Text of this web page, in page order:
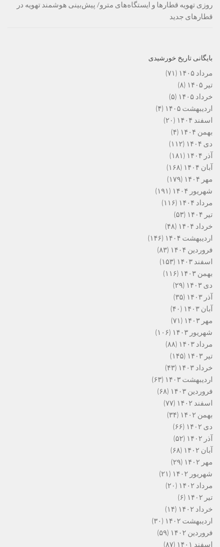
روزی تهویه قطارها و ایستگاه‌های مترو/ پیش‌بینی هوشمند تهویه در
قطارهای جدید
بایگانی تاریخ خورشیدی
مرداد ۱۴۰۵
(۷۱)
تیر ۱۴۰۵
(۸)
خرداد ۱۴۰۵
(۵)
اردیبهشت ۱۴۰۵
(۴)
اسفند ۱۴۰۴
(۲۰)
بهمن ۱۴۰۴
(۴)
دی ۱۴۰۴
(۱۱۲)
آذر ۱۴۰۴
(۱۸۱)
آبان ۱۴۰۴
(۱۶۸)
مهر ۱۴۰۴
(۱۷۹)
شهریور ۱۴۰۴
(۱۹۱)
مرداد ۱۴۰۴
(۱۱۶)
تیر ۱۴۰۴
(۵۳)
خرداد ۱۴۰۴
(۴۸)
اردیبهشت ۱۴۰۴
(۱۴۶)
فروردین ۱۴۰۴
(۸۳)
اسفند ۱۴۰۳
(۱۵۳)
بهمن ۱۴۰۳
(۱۱۶)
دی ۱۴۰۳
(۲۹)
آذر ۱۴۰۳
(۳۵)
آبان ۱۴۰۳
(۴۰)
مهر ۱۴۰۳
(۷۱)
شهریور ۱۴۰۳
(۱۰۶)
مرداد ۱۴۰۳
(۸۸)
تیر ۱۴۰۳
(۱۴۵)
خرداد ۱۴۰۳
(۴۳)
اردیبهشت ۱۴۰۳
(۶۳)
فروردین ۱۴۰۳
(۶۸)
اسفند ۱۴۰۲
(۷۷)
بهمن ۱۴۰۲
(۳۴)
دی ۱۴۰۲
(۶۶)
آذر ۱۴۰۲
(۵۲)
آبان ۱۴۰۲
(۶۸)
مهر ۱۴۰۲
(۲۹)
شهریور ۱۴۰۲
(۲۱)
مرداد ۱۴۰۲
(۲۰)
تیر ۱۴۰۲
(۶)
خرداد ۱۴۰۲
(۱۴)
اردیبهشت ۱۴۰۲
(۳۰)
فروردین ۱۴۰۲
(۵۹)
اسفند ۱۴۰۱
(۸۷)